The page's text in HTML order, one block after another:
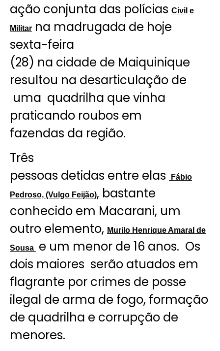
ação conjunta das polícias Civil e
Militar na madrugada de hoje
sexta-feira
(28) na cidade de Maiquinique
resultou na desarticulação de
uma quadrilha que vinha
praticando roubos em
fazendas da região.
Três
pessoas detidas entre elas
Fábio
Pedroso, (Vulgo Feijão), bastante
conhecido em Macarani, um
outro elemento, Murilo Henrique Amaral de
Sousa
e um menor de 16 anos. Os
dois maiores serão atuados em
flagrante por crimes de posse
ilegal de arma de fogo, formação
de quadrilha e corrupção de
menores.